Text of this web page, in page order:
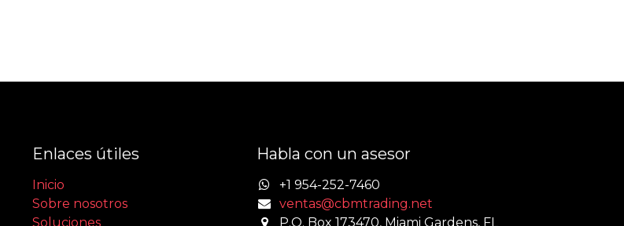
Enlaces útiles
Inicio
Sobre nosotros
Soluciones
Habla con un asesor
+1 954-252-7460
ventas@cbmtrading.net
P.O. Box 173470, Miami Gardens, FL